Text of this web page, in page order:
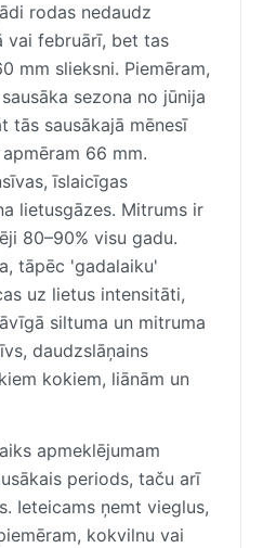
rodas nedaudz
vai februārī, bet tas
mm slieksni. Piemēram,
sezona no jūnija
sausākajā mēnesī
66 mm.
īslaicīgas
lietusgāzes. Mitrums ir
80–90% visu gadu.
tāpēc 'gadalaiku'
uz lietus intensitāti,
siltuma un mitruma
daudzslāņains
kokiem, liānām un
apmeklējumam
periods, taču arī
Ieteicams ņemt vieglus,
kokvilnu vai